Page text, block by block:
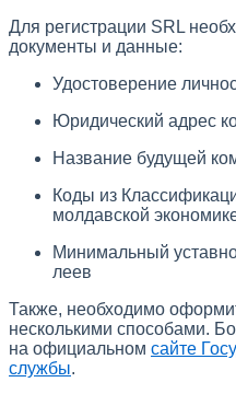
Для регистрации SRL
документы и данные:
Удостоверение
Юридический адрес
Название будущей
Коды из
молдавской
Минимальный
леев
Также, необходимо
несколькими способами.
на официальном сайте
службы.